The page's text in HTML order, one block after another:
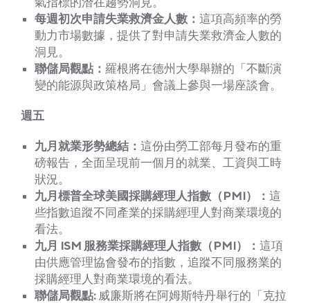
每週初次申請失業救濟金人數： 這項高頻率的勞
動力市場數據，提供了對申請失業救濟金人數的
洞見。
聯儲局觀點： 羅根將在德州大學舉辦的「不斷演
變的能源與政策格局」會議上參與一場座談會。
週五
九月就業形勢總結： 這份由勞工部每月發布的重
磅報告，全面呈現前一個月的就業、工資與工時
狀況。
九月標普全球美國採購經理人指數（PMI）： 這
些指數追蹤不同產業的採購經理人對商業環境的
看法。
九月 ISM 服務業採購經理人指數（PMI）： 這項
由供應管理協會發布的指數，追蹤不同服務業的
採購經理人對商業環境的看法。
聯儲局觀點: 威廉斯將在阿姆斯特丹舉行的「克拉